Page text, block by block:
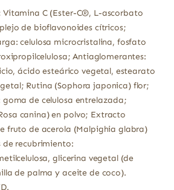
Vitamina C (Ester-C®, L-ascorbato
de bioflavonoides cítricos;
celulosa microcristalina, fosfato
Antiaglomerantes:
ácido esteárico vegetal, estearato
Rutina (Sophora japonica) flor;
de celulosa entrelazada;
canina) en polvo; Extracto
fruto de acerola (Malpighia glabra)
de recubrimiento:
glicerina vegetal (de
de palma y aceite de coco).